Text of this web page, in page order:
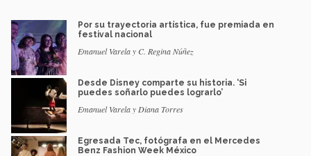
Por su trayectoria artística, fue premiada en
festival nacional
Emanuel Varela y C. Regina Núñez
Desde Disney comparte su historia. ‘Si
puedes soñarlo puedes lograrlo’
Emanuel Varela y Diana Torres
Egresada Tec, fotógrafa en el Mercedes
Benz Fashion Week México